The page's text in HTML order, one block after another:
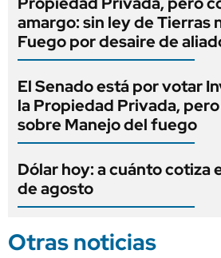
amargo: sin ley de Tierras
Fuego por desaire de
El Senado está por votar
la Propiedad Privada,
sobre Manejo del fuego
Dólar hoy: a cuánto cotiza
de agosto
Otras noticias